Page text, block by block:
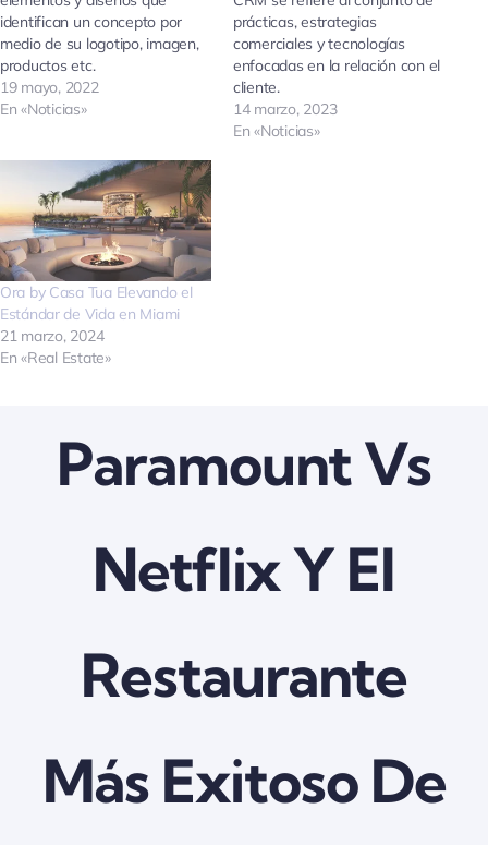
Marketing
Quienes somos
Contactanos
identifican un concepto por
medio de su logotipo, imagen,
productos etc.
19 mayo, 2022
En «Noticias»
prácticas, estrategias
comerciales y tecnologías
enfocadas en la relación con el
cliente.
14 marzo, 2023
En «Noticias»
Ora by Casa Tua Elevando el
Estándar de Vida en Miami
21 marzo, 2024
En «Real Estate»
Paramount Vs
Netflix Y El
Restaurante
Más Exitoso De